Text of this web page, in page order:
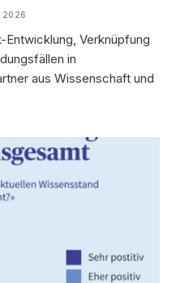
2026
Verknüpfung
in
aus Wissenschaft und